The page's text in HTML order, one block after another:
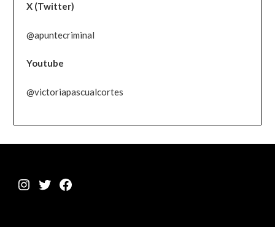
X (Twitter)
@apuntecriminal
Youtube
@victoriapascualcortes
Instagram
TwitterFacebook